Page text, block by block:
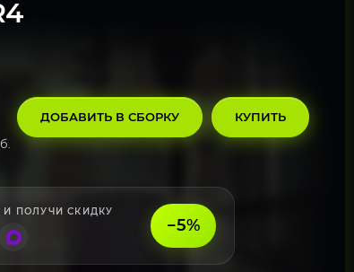
ДОБАВИТЬ В СБОРКУ КУПИТЬ
ПОЛУЧИ СКИДКУ
−5%